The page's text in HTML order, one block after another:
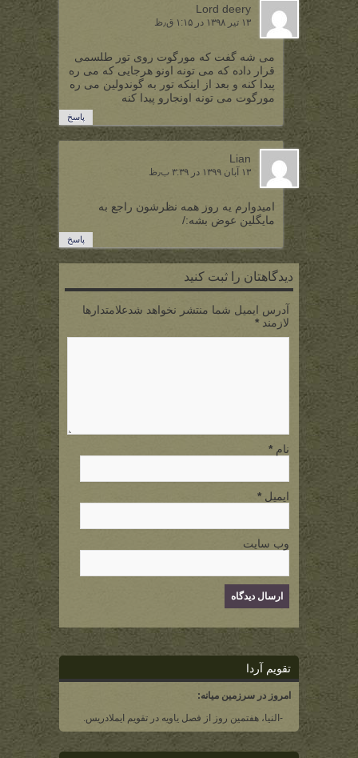
Lord deery
۱۳ تیر ۱۳۹۸ در ۱:۱۵ ق٫ظ
می شه گفت که مورگوت روی تور طلسمی
قرار داده که می تونه اونو هرجایی که می ره
پیدا کنه و بعد از اینکه تور به گوندولین می ره
مورگوت می تونه اونجارو پیدا کنه
پاسخ
Lian
۱۳ آبان ۱۳۹۹ در ۳:۳۹ ب٫ظ
امیدوارم یه روز همه نظرشون راجع به
مایگلین عوض بشه:/
پاسخ
دیدگاهتان را ثبت کنید
آدرس ایمیل شما منتشر نخواهد شدعلامتدارها
لازمند *
نام *
ایمیل *
وب سایت
تقویم آردا
امروز در سرزمین میانه:
-النیا، هفتمین روز از فصل یاویه در تقویم ایملادریس.